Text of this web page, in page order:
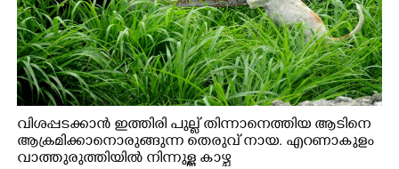
വിശപ്പടക്കാൻ ഇത്തിരി പുല്ല് തിന്നാനെത്തിയ ആടിനെ
ആക്രമിക്കാനൊരുങ്ങുന്ന തെരുവ് നായ. എറണാകുളം
വാത്തുരുത്തിയിൽ നിന്നുള്ള കാഴ്ച